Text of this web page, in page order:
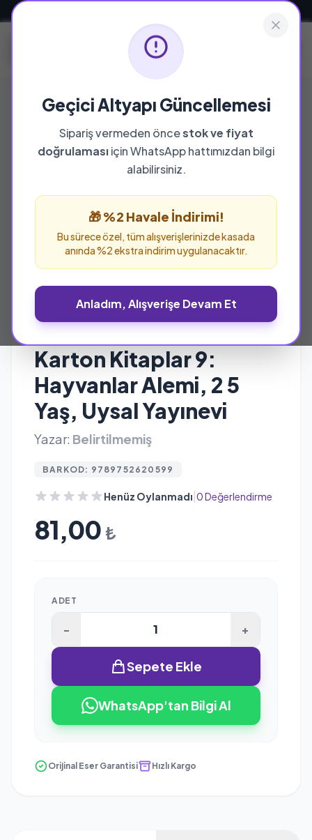
Geçici Altyapı Güncellemesi
Sipariş vermeden öncestok ve fiyat
doğrulamasıiçin WhatsApp hattımızdan bilgi
alabilirsiniz.
🎁 %2 Havale İndirimi!
Bu sürece özel, tüm alışverişlerinizde kasada
anında %2 ekstra indirim uygulanacaktır.
Anladım, Alışverişe Devam Et
Karton Kitaplar 9:
Hayvanlar Alemi, 2 5
Yaş, Uysal Yayınevi
Yazar: Belirtilmemiş
BARKOD: 9789752620599
Henüz Oylanmadı|0 Değerlendirme
81,00 ₺
ADET
- +
Sepete Ekle
WhatsApp'tan Bilgi Al
Orijinal Eser Garantisi Hızlı Kargo